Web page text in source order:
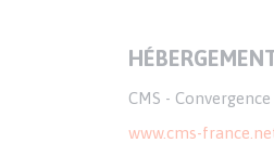
CMS -
www.cms-